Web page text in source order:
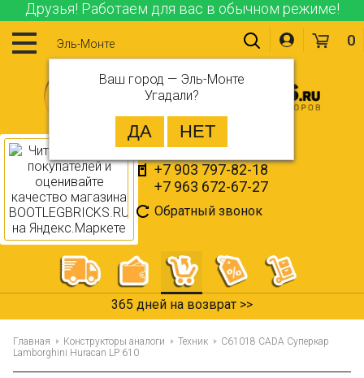
Друзья! Работаем для вас в обычном режиме!
Эль-Монте
Ваш город — Эль-Монте
Угадали?
+7 903 797-82-18
+7 963 672-67-27
Обратный звонок
0
365 дней на возврат >>
Главная Конструкторы аналоги Техник
C61018 CADA Суперкар
Lamborghini Huracan LP 610